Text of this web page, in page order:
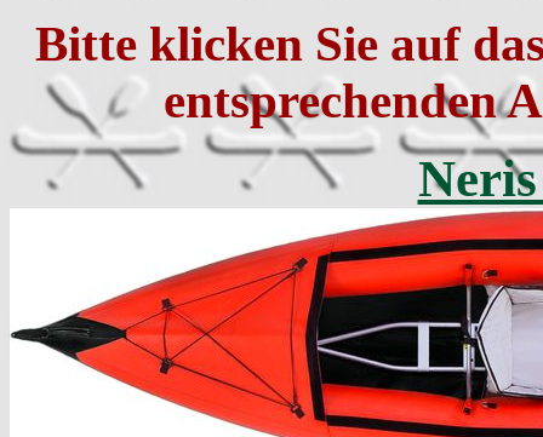
Bitte klicken Sie auf
entsprechenden